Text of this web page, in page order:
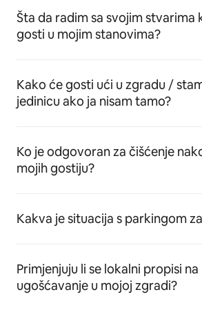
Šta da radim sa svojim stvarima
gosti u mojim stanovima?
Kako će gosti ući u zgradu /
jedinicu ako ja nisam tamo?
Ko je odgovoran za čišćenje
mojih gostiju?
Kakva je situacija s parkingom
Primjenjuju li se lokalni propisi na
ugošćavanje u mojoj zgradi?